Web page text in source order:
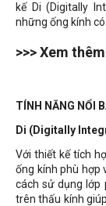
kế Di (Digitally
những ống kính
>>> Xem thêm
TÍNH NĂNG NỔI
Di (Digitally
Với thiết kế tích
ống kính phù hợp
cách sử dụng lớp
trên thấu kính